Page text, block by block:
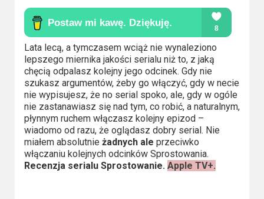
Filmy
oparte
na
faktach
Thrillery
Streaming
Amazon
Lata lecą, a tymczasem wciąż nie wynaleziono
lepszego miernika jakości serialu niż to, z jaką
chęcią odpalasz kolejny jego odcinek. Gdy nie
szukasz argumentów, żeby go włączyć, gdy w necie
nie wypisujesz, że no serial spoko, ale, gdy w ogóle
nie zastanawiasz się nad tym, co robić, a naturalnym,
płynnym ruchem włączasz kolejny epizod –
wiadomo od razu, że oglądasz dobry serial. Nie
miałem absolutnie żadnych ale przeciwko
włączaniu kolejnych odcinków Sprostowania.
Recenzja serialu Sprostowanie. Apple TV+.